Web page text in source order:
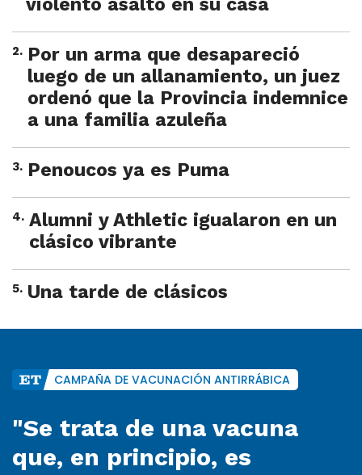
violento asalto en su casa
2. Por un arma que desapareció
luego de un allanamiento, un juez
ordenó que la Provincia indemnice
a una familia azuleña
3. Penoucos ya es Puma
4. Alumni y Athletic igualaron en un
clásico vibrante
5. Una tarde de clásicos
CAMPAÑA DE VACUNACIÓN ANTIRRÁBICA
"Se trata de una vacuna
que, en principio, es